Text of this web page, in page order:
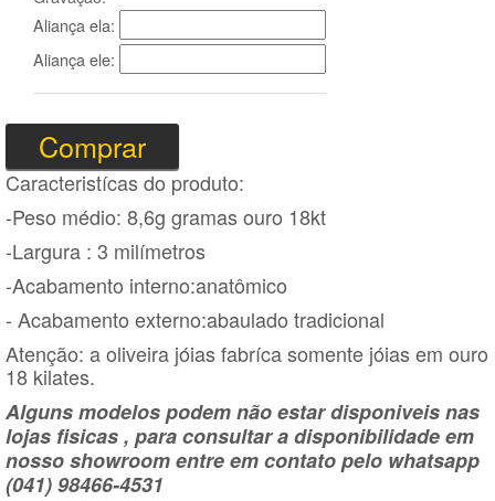
Aliança ela:
Aliança ele:
Caracteristícas do produto:
-Peso médio: 8,6g gramas ouro 18kt
-Largura : 3 milímetros
-Acabamento interno:anatômico
- Acabamento externo:abaulado tradicional
Atenção: a oliveira jóias fabríca somente jóias em ouro
18 kilates.
Alguns modelos podem não estar disponiveis nas
lojas fisicas , para consultar a disponibilidade em
nosso showroom entre em contato pelo whatsapp
(041) 98466-4531